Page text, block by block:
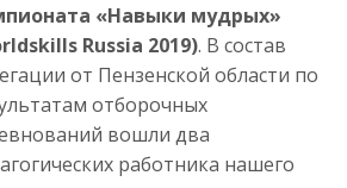
«Навыки мудрых»
Russia 2019). В состав
от Пензенской области по
отборочных
вошли два
работника нашего